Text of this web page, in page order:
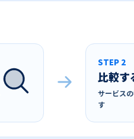
STEP 2
比較す
サービス
す